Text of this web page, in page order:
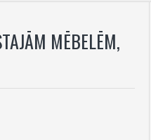
MĒBELĒM,